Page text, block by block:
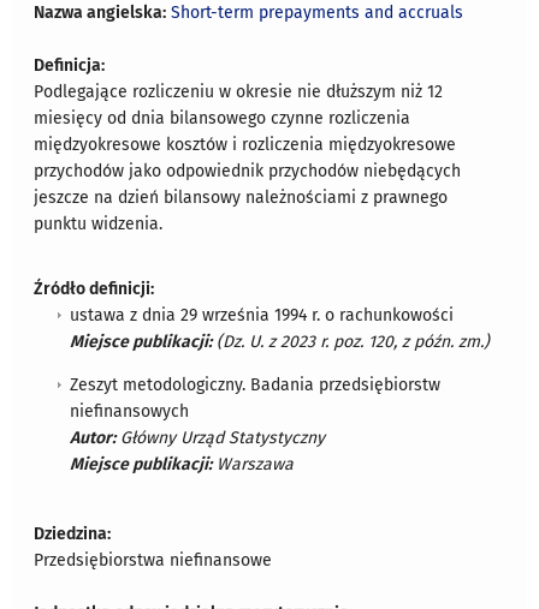
Nazwa angielska: Short-term prepayments and accruals
Definicja:
Podlegające rozliczeniu w okresie nie dłuższym niż 12
miesięcy od dnia bilansowego czynne rozliczenia
międzyokresowe kosztów i rozliczenia międzyokresowe
przychodów jako odpowiednik przychodów niebędących
jeszcze na dzień bilansowy należnościami z prawnego
punktu widzenia.
Źródło definicji:
ustawa z dnia 29 września 1994 r. o rachunkowości
Miejsce publikacji:(Dz. U. z 2023 r. poz. 120, z późn. zm.)
Zeszyt metodologiczny. Badania przedsiębiorstw
niefinansowych
Autor:Główny Urząd Statystyczny
Miejsce publikacji:Warszawa
Dziedzina:
Przedsiębiorstwa niefinansowe